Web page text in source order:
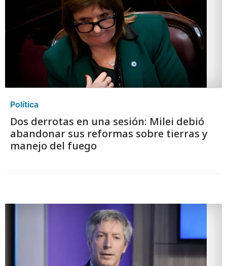
Política
Dos derrotas en una sesión: Milei debió
abandonar sus reformas sobre tierras y
manejo del fuego